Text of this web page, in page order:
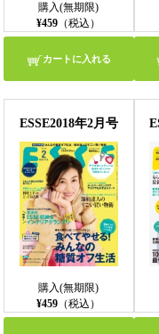
購入(無期限)
¥459 （税込）
カートに入れる
ESSE2018年2月号
購入(無期限)
¥459 （税込）